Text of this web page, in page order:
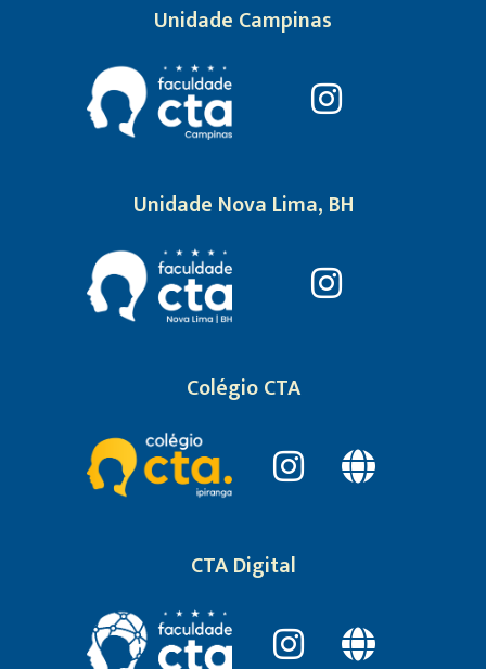
Unidade Campinas
Unidade Nova Lima, BH
Colégio CTA
CTA Digital